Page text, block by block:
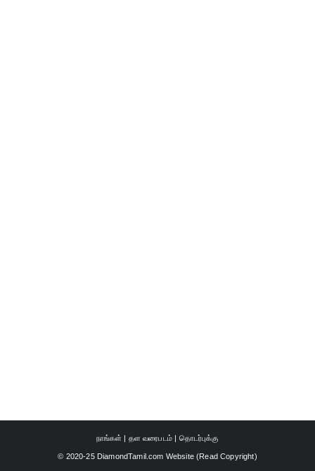
நாங்கள் | தள வரைபடம் | தொடர்புக்கு
© 2020-25 DiamondTamil.com Website (Read Copyright)